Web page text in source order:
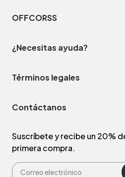
OFFCORSS
¿Necesitas ayuda?
Términos legales
Contáctanos
Suscríbete y recibe un 20%
primera compra.